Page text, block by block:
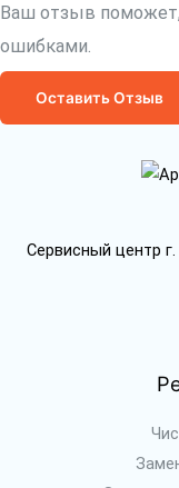
Ваш отзыв поможет,
ошибками.
Оставить Отзыв
Сервисный центр